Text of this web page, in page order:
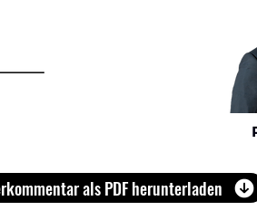
als PDF herunterladen